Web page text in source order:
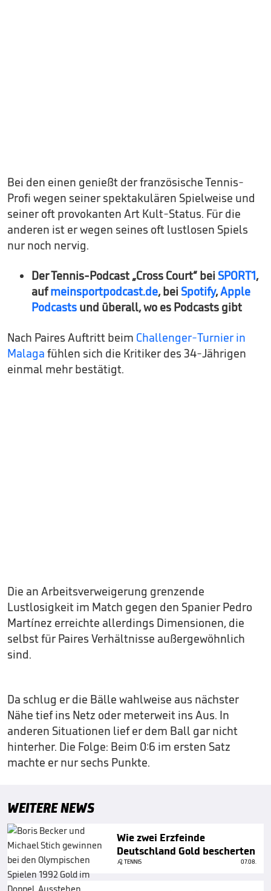
Bei den einen genießt der französische Tennis-
Profi wegen seiner spektakulären Spielweise und
seiner oft provokanten Art Kult-Status. Für die
anderen ist er wegen seines oft lustlosen Spiels
nur noch nervig.
Der Tennis-Podcast „Cross Court“ bei SPORT1,
aufmeinsportpodcast.de, bei Spotify,Apple
Podcasts und überall, wo es Podcasts gibt
Nach Paires Auftritt beim Challenger-Turnier in
Malaga fühlen sich die Kritiker des 34-Jährigen
einmal mehr bestätigt.
Die an Arbeitsverweigerung grenzende
Lustlosigkeit im Match gegen den Spanier Pedro
Martínez erreichte allerdings Dimensionen, die
selbst für Paires Verhältnisse außergewöhnlich
sind.
Da schlug er die Bälle wahlweise aus nächster
Nähe tief ins Netz oder meterweit ins Aus. In
anderen Situationen lief er dem Ball gar nicht
hinterher. Die Folge: Beim 0:6 im ersten Satz
machte er nur sechs Punkte.
WEITERE NEWS
Wie zwei Erzfeinde
Deutschland Gold bescherten
TENNIS 07.08.